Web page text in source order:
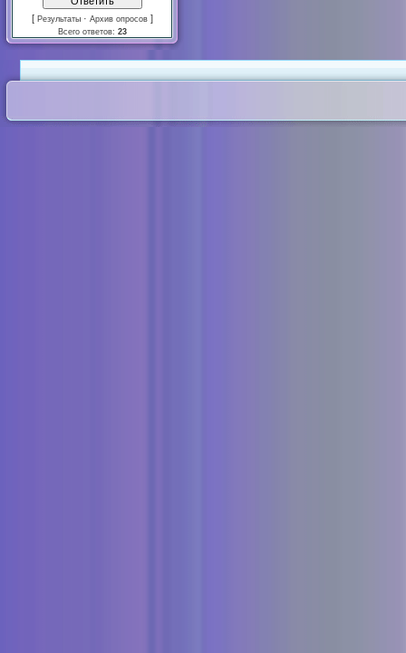
[ Результаты · Архив опросов ]
Всего ответов: 23